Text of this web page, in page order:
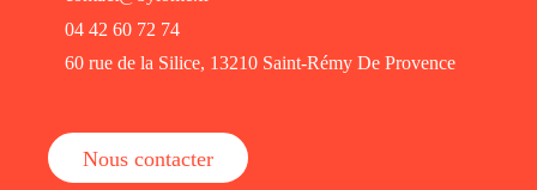
04 42 60 72 74
60 rue de la Silice, 13210 Saint-Rémy De Provence
Nous contacter